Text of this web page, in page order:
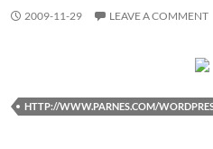
2009-11-29 LEAVE A COMMENT
HTTP://WWW.PARNES.COM/